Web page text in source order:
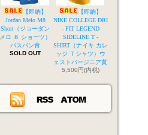
【即納】
Jordan Melo M8
Short（ジョーダン
メロ ８ ショーツ）
バスパン青
SOLD OUT
【即納】
NIKE COLLEGE DRI
- FIT LEGEND
SIDELINE T -
SHIRT（ナイキ カレ
ッジ Ｔシャツ）ウ
ェストバージニア黄
5,500円(内税)